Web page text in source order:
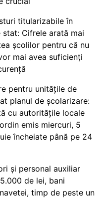
titularizabile în
Cifrele arată mai
școlilor pentru că nu
mai avea suficienți
pentru unitățile de
planul de școlarizare:
cu autoritățile locale
emis miercuri, 5
încheiate până pe 24
și personal auxiliar
de lei, bani
timp de peste un